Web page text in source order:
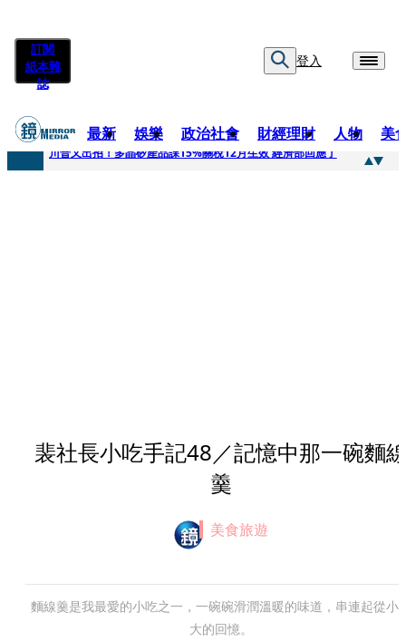
訂閱
紙本雜
誌
登入
最新 娛樂 政治社會 財經理財 人物 美
快訊
川普又出招！多晶矽產品課15%關稅12月生效 經濟部回應了
裴社長小吃手記48／記憶中那一碗麵
羹
美食旅遊
麵線羹是我最愛的小吃之一，一碗碗滑潤溫暖的味道，串連起從小
大的回憶。